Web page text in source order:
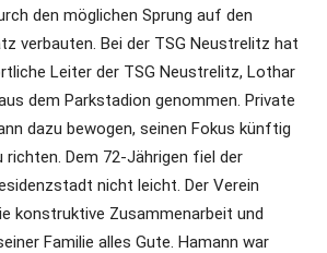
den möglichen Sprung auf den
verbauten. Bei der TSG Neustrelitz hat
Leiter der TSG Neustrelitz, Lothar
dem Parkstadion genommen. Private
dazu bewogen, seinen Fokus künftig
richten. Dem 72-Jährigen fiel der
nicht leicht. Der Verein
konstruktive Zusammenarbeit und
Familie alles Gute. Hamann war